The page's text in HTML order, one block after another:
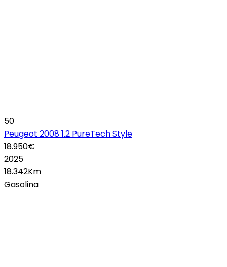
50
Peugeot 2008 1.2 PureTech Style
18.950€
2025
18.342Km
Gasolina